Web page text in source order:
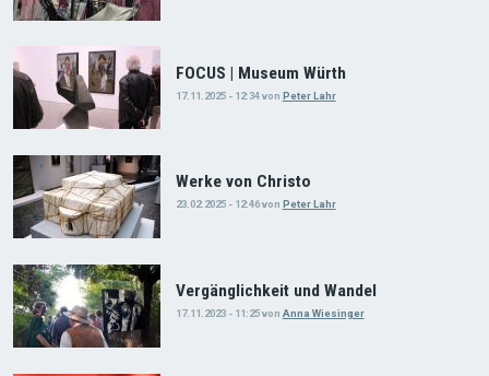
FOCUS | Museum Würth
17.11.2025 - 12:34 von Peter Lahr
Werke von Christo
23.02.2025 - 12:46 von Peter Lahr
Vergänglichkeit und Wandel
17.11.2023 - 11:25 von Anna Wiesinger